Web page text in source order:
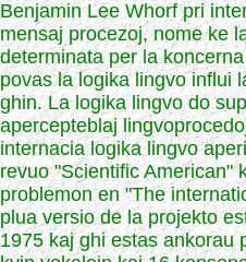
Benjamin Lee Whorf pri
mensaj procezoj, nome ke
determinata per la
povas la logika lingvo influi
ghin. La logika lingvo do
apercepteblaj
internacia logika lingvo
revuo "Scientific American"
problemon en "The
plua versio de la projekto
1975 kaj ghi estas ankorau